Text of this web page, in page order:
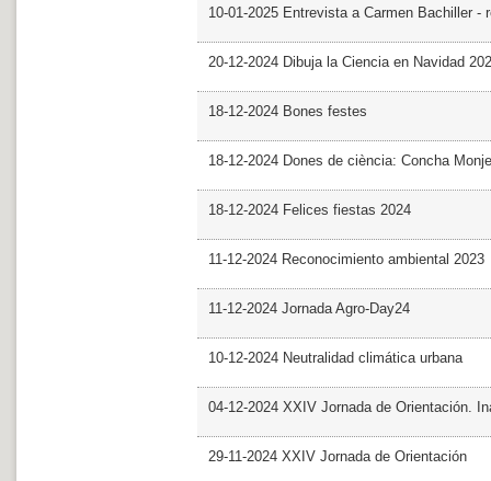
10-01-2025 Entrevista a Carmen Bachiller -
20-12-2024 Dibuja la Ciencia en Navidad
18-12-2024 Bones festes
18-12-2024 Dones de ciència: Concha Monje
18-12-2024 Felices fiestas 2024
11-12-2024 Reconocimiento ambiental 2023
11-12-2024 Jornada Agro-Day24
10-12-2024 Neutralidad climática urbana
04-12-2024 XXIV Jornada de Orientación.
29-11-2024 XXIV Jornada de Orientación